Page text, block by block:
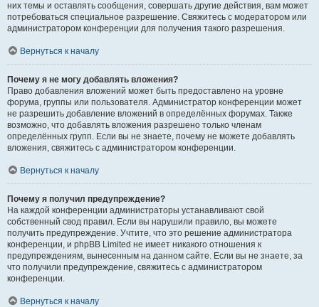
них темы и оставлять сообщения, совершать другие действия, вам может
потребоваться специальное разрешение. Свяжитесь с модератором или
администратором конференции для получения такого разрешения.
Вернуться к началу
Почему я не могу добавлять вложения?
Право добавления вложений может быть предоставлено на уровне
форума, группы или пользователя. Администратор конференции может
не разрешить добавление вложений в определённых форумах. Также
возможно, что добавлять вложения разрешено только членам
определённых групп. Если вы не знаете, почему не можете добавлять
вложения, свяжитесь с администратором конференции.
Вернуться к началу
Почему я получил предупреждение?
На каждой конференции администраторы устанавливают свой
собственный свод правил. Если вы нарушили правило, вы можете
получить предупреждение. Учтите, что это решение администратора
конференции, и phpBB Limited не имеет никакого отношения к
предупреждениям, вынесенным на данном сайте. Если вы не знаете, за
что получили предупреждение, свяжитесь с администратором
конференции.
Вернуться к началу